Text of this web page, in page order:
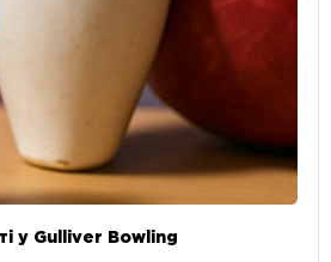
у Gulliver Bowling